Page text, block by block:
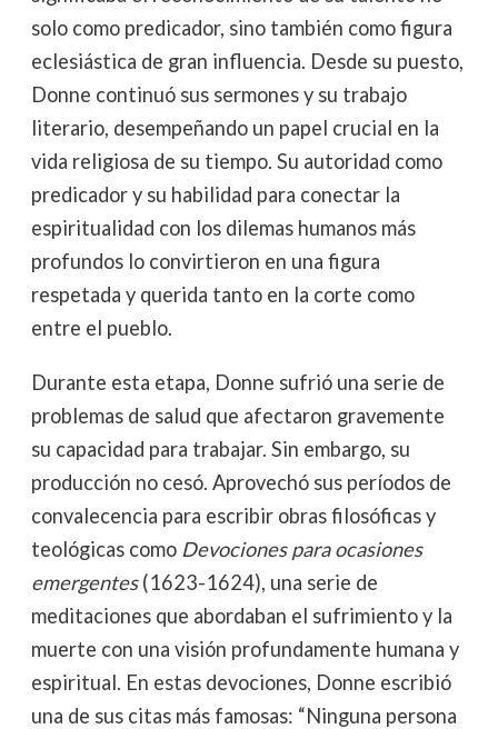
solo como predicador, sino también como figura
eclesiástica de gran influencia. Desde su puesto,
Donne continuó sus sermones y su trabajo
literario, desempeñando un papel crucial en la
vida religiosa de su tiempo. Su autoridad como
predicador y su habilidad para conectar la
espiritualidad con los dilemas humanos más
profundos lo convirtieron en una figura
respetada y querida tanto en la corte como
entre el pueblo.
Durante esta etapa, Donne sufrió una serie de
problemas de salud que afectaron gravemente
su capacidad para trabajar. Sin embargo, su
producción no cesó. Aprovechó sus períodos de
convalecencia para escribir obras filosóficas y
teológicas como Devociones para ocasiones
emergentes(1623-1624), una serie de
meditaciones que abordaban el sufrimiento y la
muerte con una visión profundamente humana y
espiritual. En estas devociones, Donne escribió
una de sus citas más famosas: “Ninguna persona